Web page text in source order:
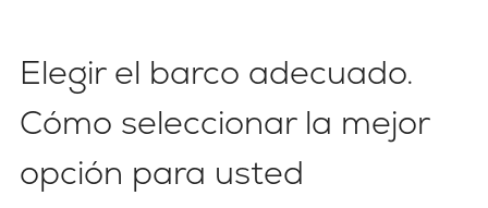
Elegir el barco adecuado.
Cómo seleccionar la mejor
opción para usted